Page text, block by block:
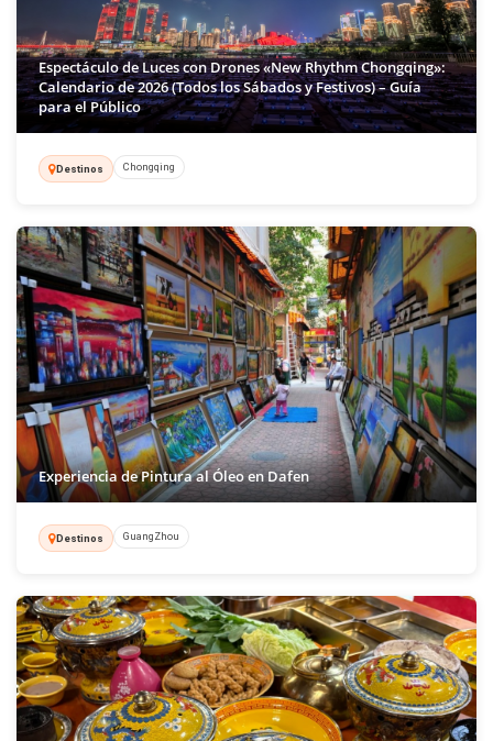
Espectáculo de Luces con Drones «New Rhythm Chongqing»:
Calendario de 2026 (Todos los Sábados y Festivos) – Guía
para el Público
Destinos Chongqing
Experiencia de Pintura al Óleo en Dafen
Destinos GuangZhou